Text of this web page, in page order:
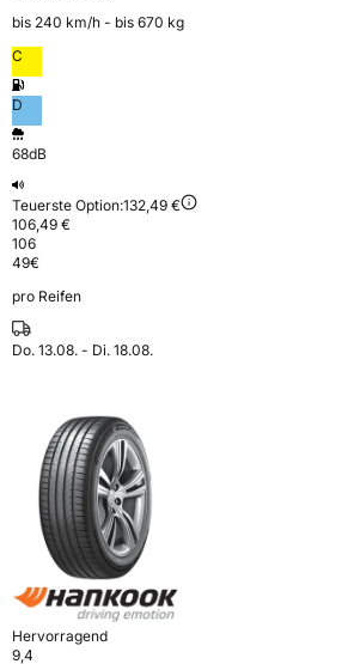
bis 240 km⁠/⁠h - bis 670 kg
C
D
68dB
Teuerste Option:132,49 €
106,49 €
106
49€
pro Reifen
Do. 13.08. - Di. 18.08.
Hervorragend
9,4